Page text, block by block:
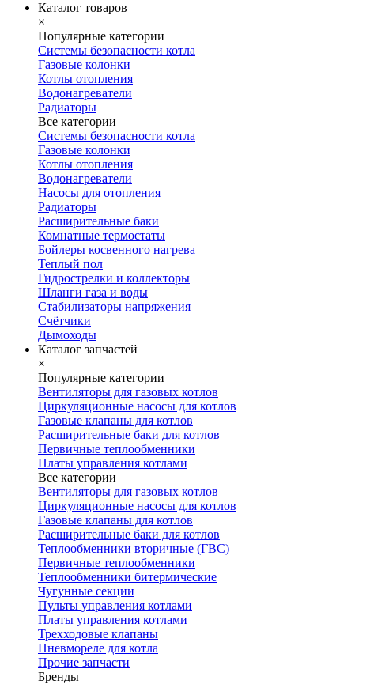
Каталог товаров
×
Популярные категории
Системы безопасности котла
Газовые колонки
Котлы отопления
Водонагреватели
Радиаторы
Все категории
Системы безопасности котла
Газовые колонки
Котлы отопления
Водонагреватели
Насосы для отопления
Радиаторы
Расширительные баки
Комнатные термостаты
Бойлеры косвенного нагрева
Теплый пол
Гидрострелки и коллекторы
Шланги газа и воды
Стабилизаторы напряжения
Счётчики
Дымоходы
Каталог запчастей
×
Популярные категории
Вентиляторы для газовых котлов
Циркуляционные насосы для котлов
Газовые клапаны для котлов
Расширительные баки для котлов
Первичные теплообменники
Платы управления котлами
Все категории
Вентиляторы для газовых котлов
Циркуляционные насосы для котлов
Газовые клапаны для котлов
Расширительные баки для котлов
Теплообменники вторичные (ГВС)
Первичные теплообменники
Теплообменники битермические
Чугунные секции
Пульты управления котлами
Платы управления котлами
Трехходовые клапаны
Пневмореле для котла
Прочие запчасти
Бренды